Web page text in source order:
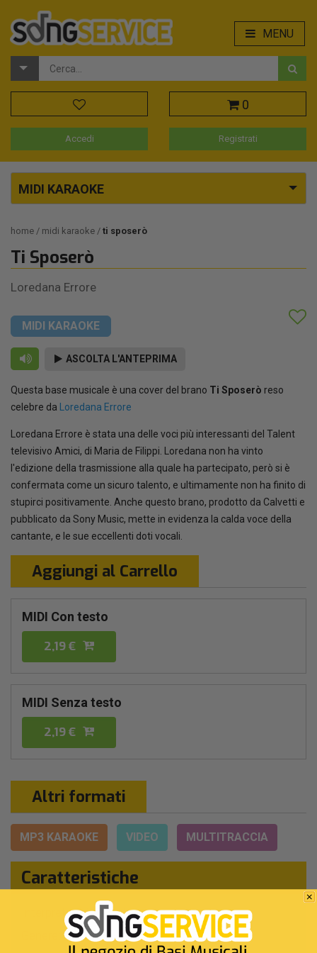
MENU
0
Accedi Registrati
MIDI KARAOKE
home midi karaoke ti sposerò
Ti Sposerò
Loredana Errore
MIDI KARAOKE
ASCOLTA L'ANTEPRIMA
Questa base musicale è una cover del brano Ti Sposerò reso
celebre da
Loredana Errore
Loredana Errore è stata una delle voci più interessanti del Talent
televisivo Amici, di Maria de Filippi. Loredana non ha vinto
l'edizione della trasmissione alla quale ha partecipato, però si è
confermata come un sicuro talento, e ultimamente non ha finito di
stupirci positivamente. Anche questo brano, prodotto da Calvetti e
pubblicato da Sony Music, mette in evidenza la calda voce della
cantante, e le sue eccellenti doti vocali.
Aggiungi al Carrello
MIDI Con testo
2,19 €
MIDI Senza testo
2,19 €
Altri formati
MP3 KARAOKE VIDEO MULTITRACCIA
Caratteristiche
Interprete Originale:Loredana Errore
Pop/rock Italiano